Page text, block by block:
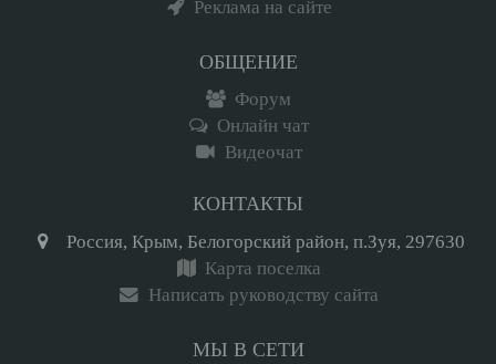
Реклама на сайте
ОБЩЕНИЕ
Форум
Онлайн чат
Видеочат
КОНТАКТЫ
Россия, Крым, Белогорский район, п.Зуя, 297630
Карта поселка
Написать руководству сайта
МЫ В СЕТИ